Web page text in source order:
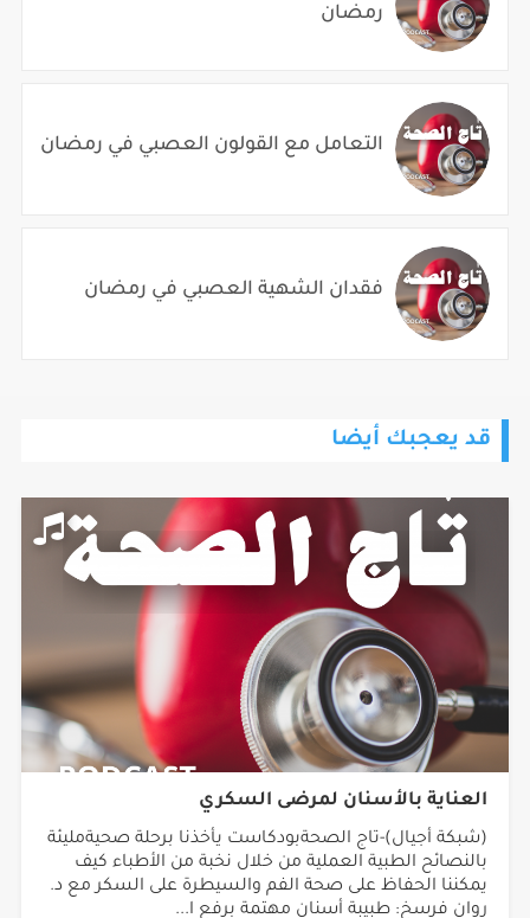
رمضان
التعامل مع القولون العصبي في رمضان
فقدان الشهية العصبي في رمضان
قد يعجبك أيضا
العناية بالأسنان لمرضى السكري
(شبكة أجيال)-تاج الصحةبودكاست يأخذنا برحلة صحيةمليئة
بالنصائح الطبية العملية من خلال نخبة من الأطباء كيف
يمكننا الحفاظ على صحة الفم والسيطرة على السكر مع د.
روان فرسخ: طبيبة أسنان مهتمة برفع ا...